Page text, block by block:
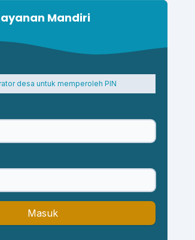
Mandiri
desa untuk memperoleh PIN
Masuk